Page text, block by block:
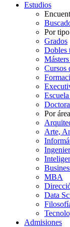
Estudios
Por
Grados
Dobles
Cursos
Por
Arte,
MBA
Data
Admisiones